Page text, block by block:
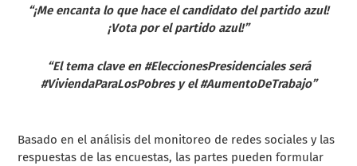
“¡Me encanta lo que hace el candidato del partido azul!
¡Vota por el partido azul!”
“El tema clave en #EleccionesPresidenciales será
#ViviendaParaLosPobres y el #AumentoDeTrabajo”
Basado en el análisis del monitoreo de redes sociales y las
respuestas de las encuestas, las partes pueden formular